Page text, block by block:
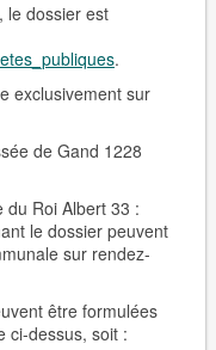
le dossier est
.
exclusivement sur
de Gand 1228
du Roi Albert 33 :
le dossier peuvent
sur rendez-
être formulées
ci-dessus, soit :